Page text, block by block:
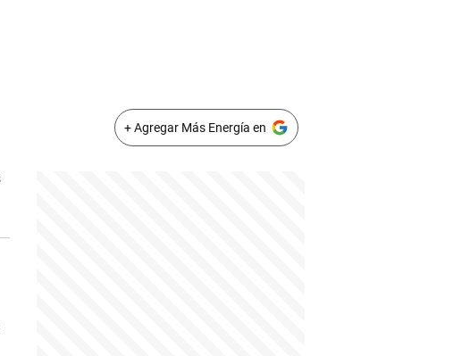
+ Agregar Más Energía en